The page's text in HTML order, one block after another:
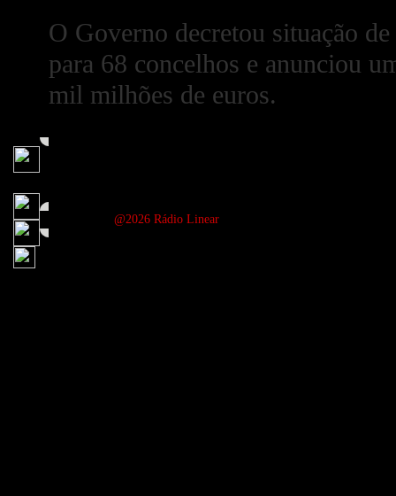
O Governo decretou situação
para 68 concelhos e anunciou
mil milhões de euros.
@2026 Rádio Linear